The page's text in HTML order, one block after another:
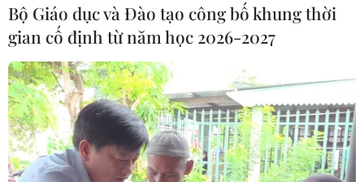
Bộ Giáo dục và Đào tạo công bố khung thời
gian cố định từ năm học 2026-2027